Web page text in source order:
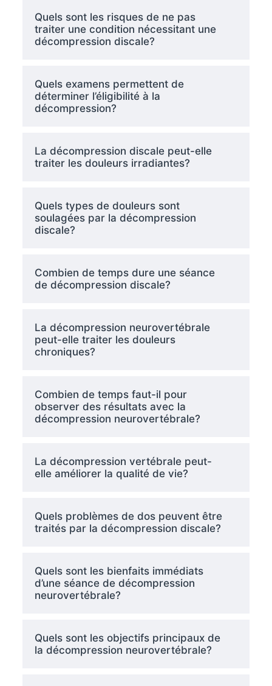
Quels sont les risques de ne pas
traiter une condition nécessitant une
décompression discale?
Quels examens permettent de
déterminer l’éligibilité à la
décompression?
La décompression discale peut-elle
traiter les douleurs irradiantes?
Quels types de douleurs sont
soulagées par la décompression
discale?
Combien de temps dure une séance
de décompression discale?
La décompression neurovertébrale
peut-elle traiter les douleurs
chroniques?
Combien de temps faut-il pour
observer des résultats avec la
décompression neurovertébrale?
La décompression vertébrale peut-
elle améliorer la qualité de vie?
Quels problèmes de dos peuvent être
traités par la décompression discale?
Quels sont les bienfaits immédiats
d’une séance de décompression
neurovertébrale?
Quels sont les objectifs principaux de
la décompression neurovertébrale?